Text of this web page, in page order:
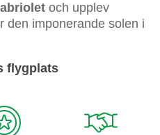
och upplev
den imponerande solen i
flygplats